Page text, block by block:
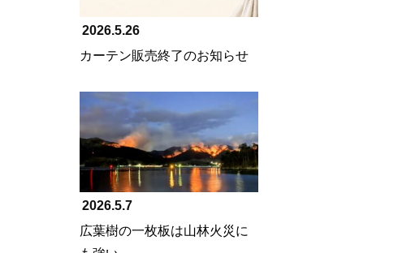
2026.5.26
カーテン販売終了のお知らせ
2026.5.7
広葉樹の一枚板は山林火災に